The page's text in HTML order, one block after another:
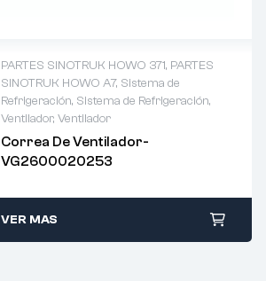
PARTES SINOTRUK HOWO 371, PARTES
SINOTRUK HOWO A7, Sistema de
Refrigeración, Sistema de Refrigeración,
Ventilador, Ventilador
Correa De Ventilador-
VG2600020253
VER MAS